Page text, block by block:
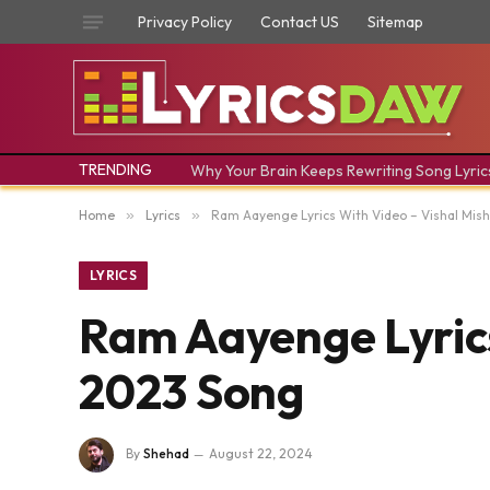
Privacy Policy Contact US Sitemap
TRENDING Why Your Brain Keeps Rewriting Song
Home » Lyrics » Ram Aayenge Lyrics With Video – Vishal
LYRICS
Ram Aayenge
2023 Song
By Shehad August 22, 2024